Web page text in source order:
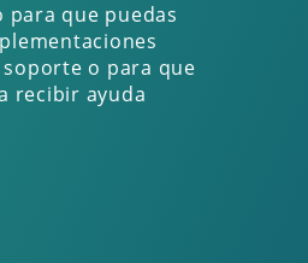
que puedas
o para que
recibir ayuda